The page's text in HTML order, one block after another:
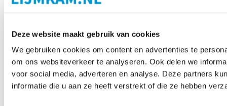
Deze website maakt gebruik van cookies
We gebruiken cookies om content en advertenties te
om ons websiteverkeer te analyseren. Ook delen we
voor social media, adverteren en analyse. Deze partners
informatie die u aan ze heeft verstrekt of die ze hebben